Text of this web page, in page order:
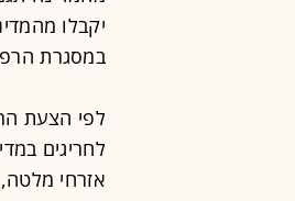
במסגרת
לפי הצעת
לחריגים
אזרחי